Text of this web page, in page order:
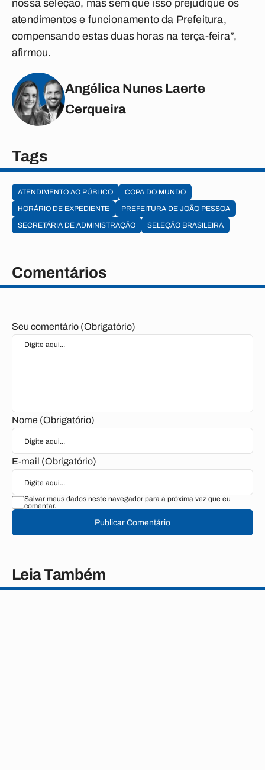
nossa seleção, mas sem que isso prejudique os
atendimentos e funcionamento da Prefeitura,
compensando estas duas horas na terça-feira”,
afirmou.
Angélica Nunes Laerte
Cerqueira
Tags
ATENDIMENTO AO PÚBLICO
COPA DO MUNDO
HORÁRIO DE EXPEDIENTE
PREFEITURA DE JOÃO PESSOA
SECRETÁRIA DE ADMINISTRAÇÃO
SELEÇÃO BRASILEIRA
Comentários
Seu comentário (Obrigatório)
Nome (Obrigatório)
E-mail (Obrigatório)
Salvar meus dados neste navegador para a próxima vez que eu
comentar.
Publicar Comentário
Leia Também